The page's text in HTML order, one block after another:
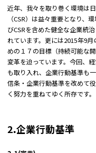
近年、我々を取り巻く環境は
（CSR）は益々重要となり、
びCSRを含めた健全な企業統
れています。更には2015年9
めの１７の目標（持続可能な
変革を迫っています。今回、
も取り入れ、企業行動基準も
信条・企業行動基準を改めて
く努力を重ねてゆく所存です。
2.企業行動基準